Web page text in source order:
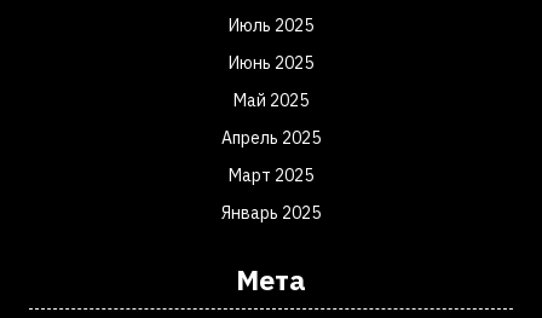
Июль 2025
Июнь 2025
Май 2025
Апрель 2025
Март 2025
Январь 2025
Мета